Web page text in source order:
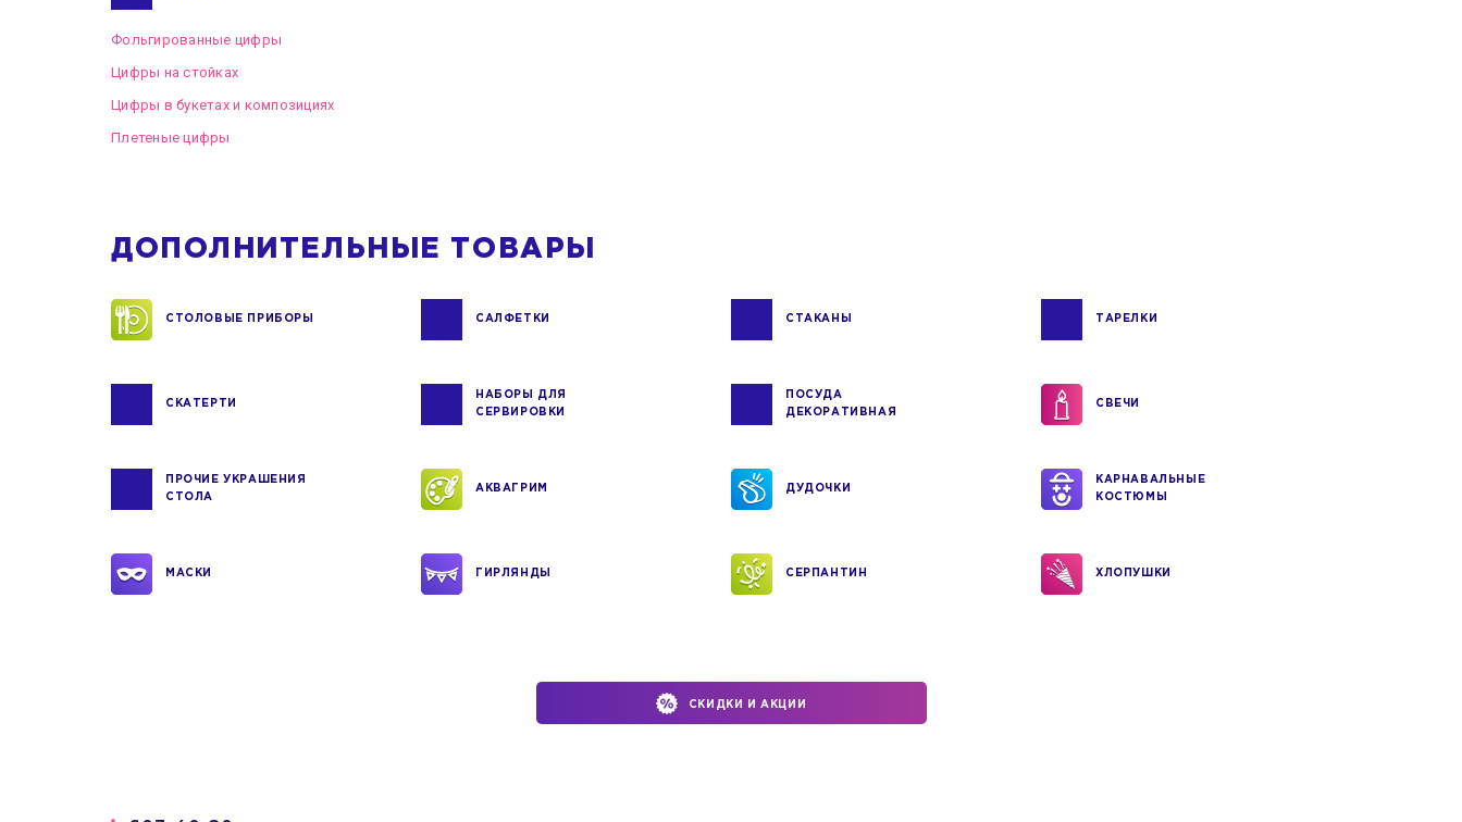
Фольгированные цифры
Цифры на стойках
Цифры в букетах и композициях
Плетеные цифры
ДОПОЛНИТЕЛЬНЫЕ ТОВАРЫ
СТОЛОВЫЕ ПРИБОРЫ САЛФЕТКИ СТАКАНЫ ТАРЕЛКИ
СКАТЕРТИ
НАБОРЫ ДЛЯ
СЕРВИРОВКИ
ПОСУДА
ДЕКОРАТИВНАЯ
СВЕЧИ
ПРОЧИЕ УКРАШЕНИЯ
СТОЛА
АКВАГРИМ ДУДОЧКИ
КАРНАВАЛЬНЫЕ
КОСТЮМЫ
МАСКИ ГИРЛЯНДЫ СЕРПАНТИН ХЛОПУШКИ
СКИДКИ И АКЦИИ